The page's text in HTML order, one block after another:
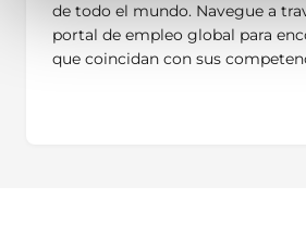
de todo el mundo. Navegue a
portal de empleo global para
que coincidan con sus